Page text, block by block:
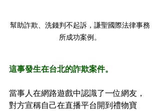
幫助詐欺、洗錢判不起訴，謙聖國際法律事務
所成功案例。
這事發生在台北的詐欺案件。
當事人在網路遊戲中認識了一位網友，
對方宣稱自己在直播平台開到禮物寶